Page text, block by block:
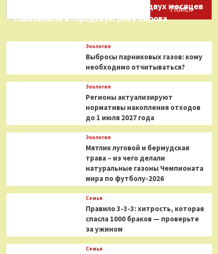
Поиск
Нефтепродукты на протяжении двух месяцев
сбрасывали в городскую реку Кирова
Экология
Выбросы парниковых газов: кому
необходимо отчитываться?
Экология
Регионы актуализируют
нормативы накопления отходов
до 1 июля 2027 года
Экология
Мятлик луговой и бермудская
трава – из чего делали
натуральные газоны Чемпионата
мира по футболу-2026
Семья
Правило 3-3-3: хитрость, которая
спасла 1000 браков — проверьте
за ужином
Семья